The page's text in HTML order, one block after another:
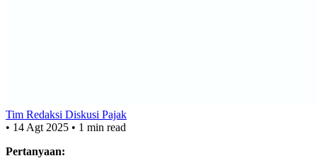
Tim Redaksi Diskusi Pajak
• 14 Agt 2025 • 1 min read
Pertanyaan: